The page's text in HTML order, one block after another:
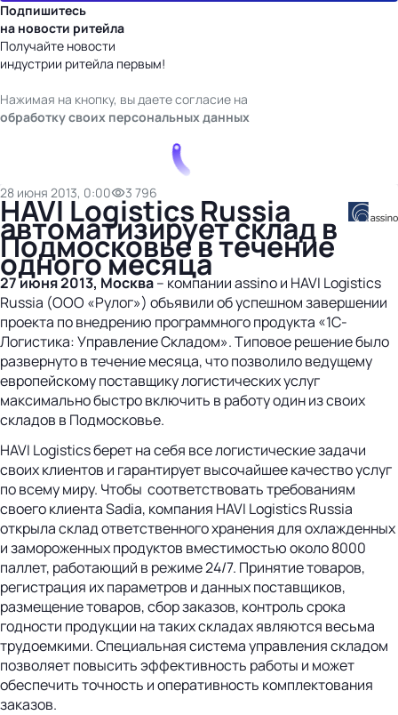
Подпишитесь
на новости ритейла
Получайте новости
индустрии ритейла первым!
Нажимая на кнопку, вы даете согласие на
обработку своих персональных данных
28 июня 2013, 0:00 3 796
HAVI Logistics Russia
автоматизирует склад в
Подмосковье в течение
одного месяца
27 июня 2013, Москва– компании assino и HAVI Logistics
Russia (ООО «Рулог») объявили об успешном завершении
проекта по внедрению программного продукта «1С-
Логистика: Управление Складом». Типовое решение было
развернуто в течение месяца, что позволило ведущему
европейскому поставщику логистических услуг
максимально быстро включить в работу один из своих
складов в Подмосковье.
HAVI Logistics берет на себя все логистические задачи
своих клиентов и гарантирует высочайшее качество услуг
по всему миру. Чтобы соответствовать требованиям
своего клиента Sadia, компания HAVI Logistics Russia
открыла склад ответственного хранения для охлажденных
и замороженных продуктов вместимостью около 8000
паллет, работающий в режиме 24/7. Принятие товаров,
регистрация их параметров и данных поставщиков,
размещение товаров, сбор заказов, контроль срока
годности продукции на таких складах являются весьма
трудоемкими. Специальная система управления складом
позволяет повысить эффективность работы и может
обеспечить точность и оперативность комплектования
заказов.